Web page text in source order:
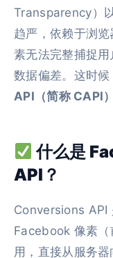
Transparency）
趋严，依赖于浏
素无法完整捕捉
数据偏差。这时
API（简称 CAPI）
什么是
API？
Conversions API
Facebook 像素
用，直接从服务